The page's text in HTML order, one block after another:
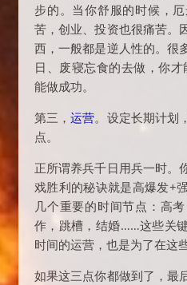
步的。当你舒服的时候，
苦，创业、投资也很痛苦。
西，一般都是逆人性的。很
日、废寝忘食的去做，你
能做成功。
第三，运营。设定长期计划
点。
正所谓养兵千日用兵一时。
戏胜利的秘诀就是高爆发+
几个重要的时间节点：高
作，跳槽，结婚……这些关
时间的运营，也是为了在这
如果这三点你都做到了，最